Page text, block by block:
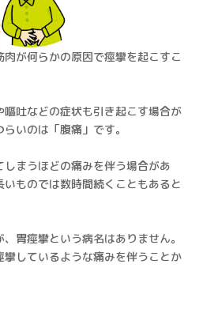
が何らかの原因で痙攣を起こすこ
吐などの症状も引き起こす場合が
いのは「腹痛」です。
まうほどの痛みを伴う場合があ
ものでは数時間続くこともあると
胃痙攣という病名はありません。
しているような痛みを伴うことか